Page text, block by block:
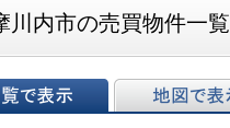
川内市の売買物件一覧